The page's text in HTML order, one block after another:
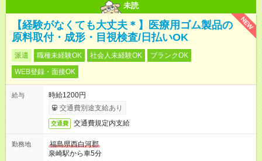
未読
NEW
【経験がなくても大丈夫＊】医療用ゴム製品の
原料取付・成形・目視検査/日払いOK
派遣 職種未経験OK 社会人未経験OK
ブランクOK
WEB登録・面接OK
給与
時給1200円
交通費別途支給あり
交通費 交通費規定内支給
勤務地
福島県西白河郡
泉崎駅から車5分